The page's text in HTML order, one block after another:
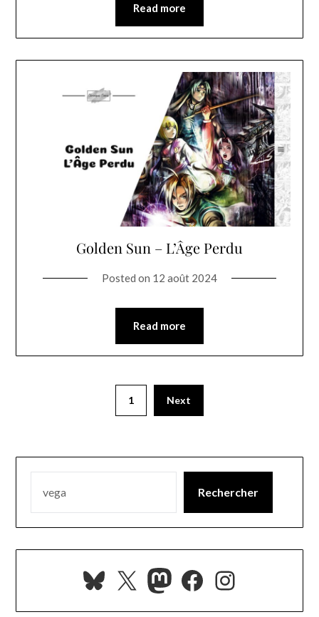
Read more
Golden Sun – L’Âge Perdu
Posted on 12 août 2024
Read more
1 Next
Rechercher
Bluesky
X Mastodon
Facebook